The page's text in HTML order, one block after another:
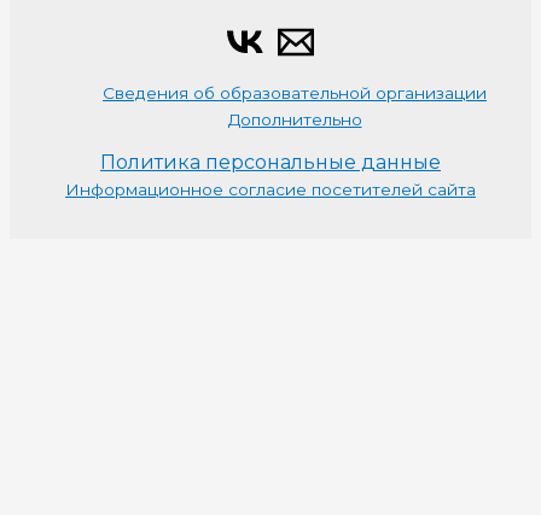
Сведения об образовательной организации
Дополнительно
Политика персональные данные
Информационное согласие посетителей сайта